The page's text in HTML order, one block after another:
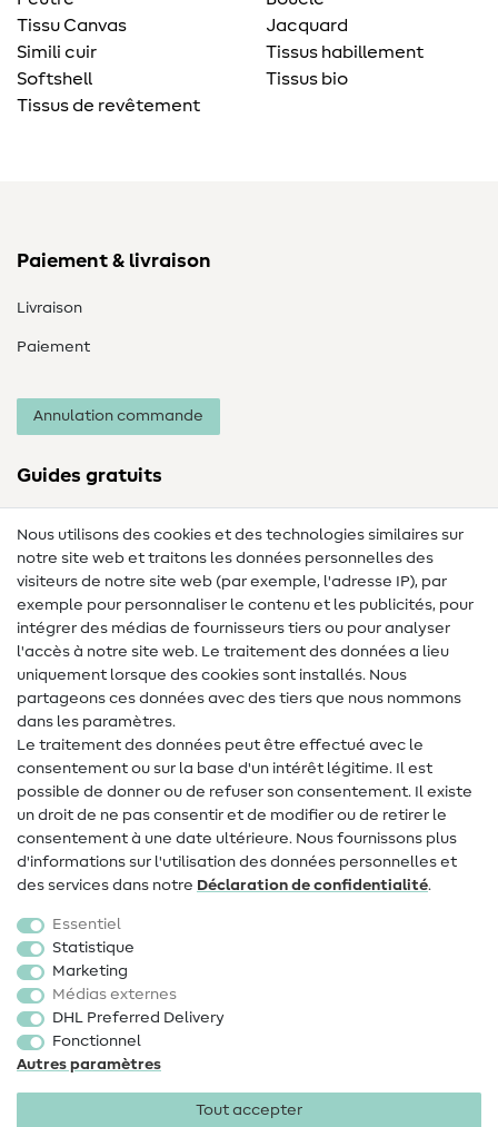
Tissu Canvas
Simili cuir
Softshell
Tissus de revêtement
Jacquard
Tissus habillement
Tissus bio
Paiement & livraison
Livraison
Paiement
Annulation commande
Guides gratuits
Lexique de couture
Tutos de couture
Aide & contact
Contact
Changement de propriétaire
FAQ
Droit de rétractation
Populaire
Accessoires de couture
Promotions
Nous utilisons des cookies et des technologies similaires sur
notre site web et traitons les données personnelles des
visiteurs de notre site web (par exemple, l'adresse IP), par
exemple pour personnaliser le contenu et les publicités, pour
intégrer des médias de fournisseurs tiers ou pour analyser
l'accès à notre site web. Le traitement des données a lieu
uniquement lorsque des cookies sont installés. Nous
partageons ces données avec des tiers que nous nommons
dans les paramètres.
Le traitement des données peut être effectué avec le
consentement ou sur la base d'un intérêt légitime. Il est
possible de donner ou de refuser son consentement. Il existe
un droit de ne pas consentir et de modifier ou de retirer le
consentement à une date ultérieure. Nous fournissons plus
d'informations sur l'utilisation des données personnelles et
des services dans notre Déclaration de confidentialité.
Essentiel
Statistique
Marketing
Médias externes
DHL Preferred Delivery
Fonctionnel
Autres paramètres
Tout accepter